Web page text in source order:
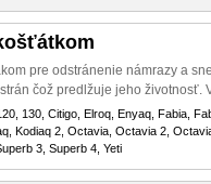
pre odstránenie námrazy a
čož predlžuje jeho životnosť.
130, Citigo, Elroq, Enyaq, Fabia,
Kodiaq 2, Octavia, Octavia 2,
3, Superb 4, Yeti